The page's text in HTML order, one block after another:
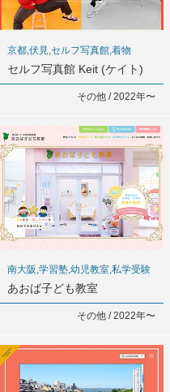
京都,伏見,セルフ写真館,着物
セルフ写真館 Keit (ケイト)
その他 / 2022年〜
南大阪,学習塾,幼児教室,私学受験
あおば子ども教室
その他 / 2022年〜